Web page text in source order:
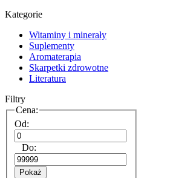
Kategorie
Witaminy i minerały
Suplementy
Aromaterapia
Skarpetki zdrowotne
Literatura
Filtry
Cena:
Od:
Do:
Pokaż